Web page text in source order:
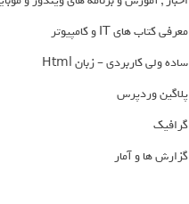
معرفی کتاب های IT و کامپیوتر
ساده ولی کاربردی – زبان Html
پلاگین وردپرس
گرافیک
گزارش ها و آمار